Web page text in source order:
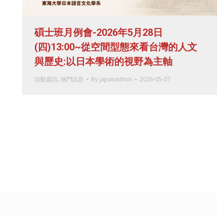
碩士班月例會-2026年5月28日
(四)13:00~從空間型態來看台灣的人文
與歷史:以日本學術的視野為主軸
活動資訊, 熱門訊息 By japanadmin 2026-05-07